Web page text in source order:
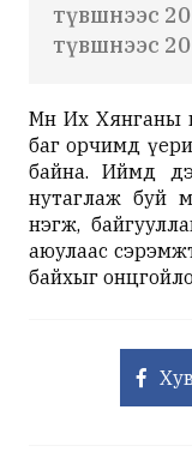
түвшнээс
түвшнээс
Мөн Их Хянганы
баг орчимд
байна. Иймд
нутаглаж буй
нэгж,
аюулаас
байхыг